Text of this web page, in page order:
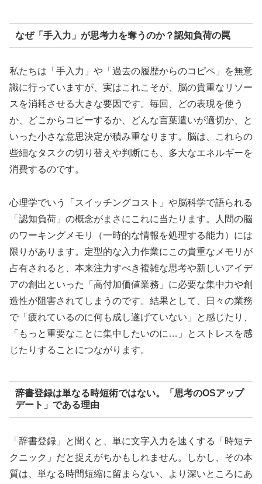
なぜ「手入力」が思考力を奪うのか？認知負荷の罠
私たちは「手入力」や「過去の履歴からのコピペ」を無意
識に行っていますが、実はこれこそが、脳の貴重なリソー
スを消耗させる大きな要因です。毎回、どの表現を使う
か、どこからコピーするか、どんな言葉遣いが適切か、と
いった小さな意思決定が積み重なります。脳は、これらの
些細なタスクの切り替えや判断にも、多大なエネルギーを
消費するのです。
心理学でいう「スイッチングコスト」や脳科学で語られる
「認知負荷」の概念がまさにこれに当たります。人間の脳
のワーキングメモリ（一時的な情報を処理する能力）には
限りがあります。定型的な入力作業にこの貴重なメモリが
占有されると、本来注力すべき複雑な思考や新しいアイデ
アの創出といった「高付加価値業務」に必要な集中力や創
造性が阻害されてしまうのです。結果として、日々の業務
で「疲れているのに何も成し遂げていない」と感じたり、
「もっと重要なことに集中したいのに…」とストレスを感
じたりすることにつながります。
辞書登録は単なる時短術ではない。「思考のOSアップ
デート」である理由
「辞書登録」と聞くと、単に文字入力を速くする「時短テ
クニック」だと捉えがちかもしれません。しかし、その本
質は、単なる時間短縮に留まらない、より深いところにあ